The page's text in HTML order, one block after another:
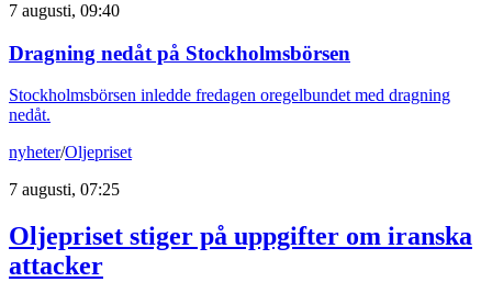
7 augusti, 09:40
Dragning nedåt på Stockholmsbörsen
Stockholmsbörsen inledde fredagen oregelbundet med dragning
nedåt.
nyheter/Oljepriset
7 augusti, 07:25
Oljepriset stiger på uppgifter om iranska
attacker